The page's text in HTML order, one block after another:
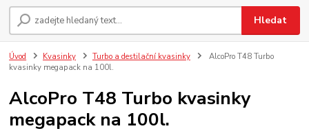
Hledat
Úvod Kvasinky Turbo a destilační kvasinky
AlcoPro T48 Turbo
kvasinky megapack na 100l.
AlcoPro T48 Turbo kvasinky
megapack na 100l.